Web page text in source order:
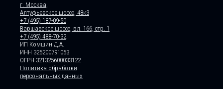
г. Москва,
Алтуфьевское шоссе, 48к3
+7 (495) 187-09-50
Варшавское шоссе, вл. 166, стр. 1
+7 (495) 488-70-32
ИП Комшин Д.А.
ИНН 325200791053
ОГРН 321325600033122
Политика обработки
персональных данных